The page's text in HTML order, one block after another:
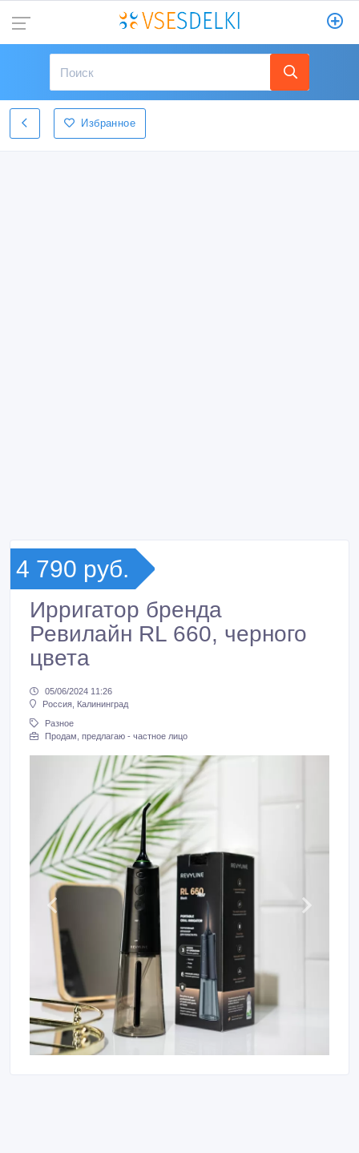
Избранное
4 790 руб.
Ирригатор бренда
Ревилайн RL 660, черного
цвета
05/06/2024 11:26
Россия, Калининград
Разное
Продам, предлагаю - частное лицо